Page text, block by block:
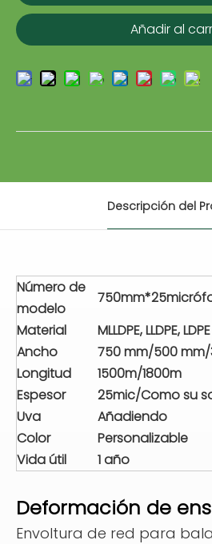
Añadir al
Descripción del
Número de
modelo
Material
MLLDPE, LLDPE, LDPE
Ancho
750 mm/500
Longitud
1500m/1800m
Espesor
25mic/Como su
Uva
Añadiendo
Color
Personalizable
Vida útil
1 año
Deformación de
Envoltura de red para